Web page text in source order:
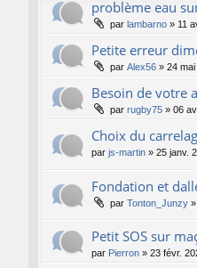
problème eau
par lambarno » 11
Petite erreur
par Alex56 » 24
Besoin de votre
par rugby75 » 06
Choix du
par js-martin » 25 janv.
Fondation et
par Tonton_Junzy »
Petit SOS sur
par Pierron » 23 févr.